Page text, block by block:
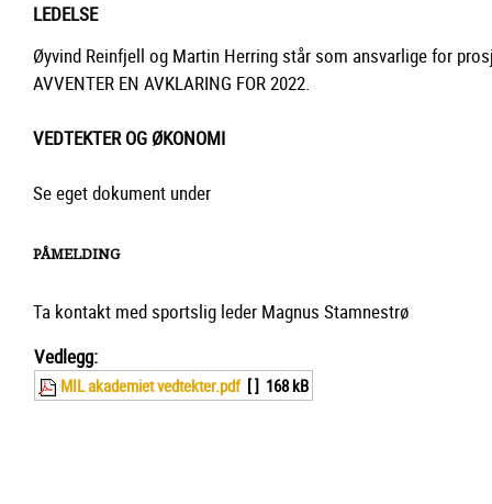
LEDELSE
Øyvind Reinfjell og Martin Herring står som ansvarlige for
AVVENTER EN AVKLARING FOR 2022.
VEDTEKTER OG ØKONOMI
Se eget dokument under
PÅMELDING
Ta kontakt med sportslig leder Magnus Stamnestrø
Vedlegg:
MIL akademiet vedtekter.pdf [ ] 168 kB